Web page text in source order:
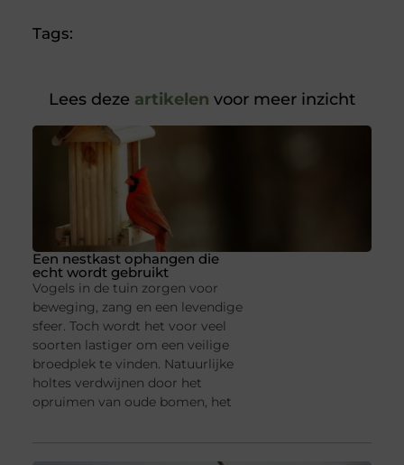
Tags:
Lees deze artikelen voor meer inzicht
Een nestkast ophangen die
echt wordt gebruikt
Vogels in de tuin zorgen voor
beweging, zang en een levendige
sfeer. Toch wordt het voor veel
soorten lastiger om een veilige
broedplek te vinden. Natuurlijke
holtes verdwijnen door het
opruimen van oude bomen, het